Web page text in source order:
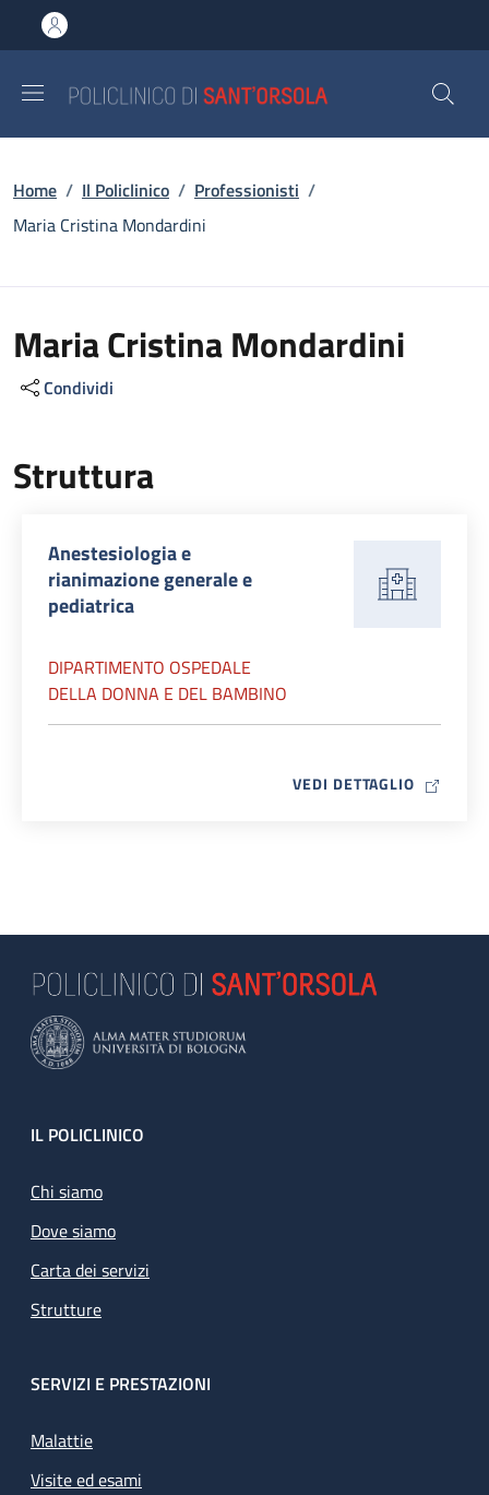
al contenuto principale
to footer content
Briciole di pane
Home / Il Policlinico / Professionisti /
Maria Cristina Mondardini
Maria Cristina Mondardini
Condividi
Struttura
Anestesiologia e
rianimazione generale e
pediatrica
DIPARTIMENTO OSPEDALE
DELLA DONNA E DEL BAMBINO
VEDI DETTAGLIO MAP ICON
Footer
IL POLICLINICO
Chi siamo
Dove siamo
Carta dei servizi
Strutture
SERVIZI E PRESTAZIONI
Malattie
Visite ed esami